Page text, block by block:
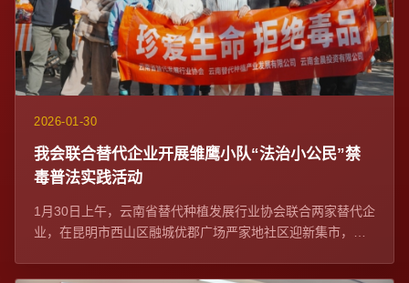
2026-01-30
我会联合替代企业开展雏鹰小队“法治小公民”禁
毒普法实践活动
1月30日上午，云南省替代种植发展行业协会联合两家替代企
业，在昆明市西山区融城优郡广场严家地社区迎新集市，开